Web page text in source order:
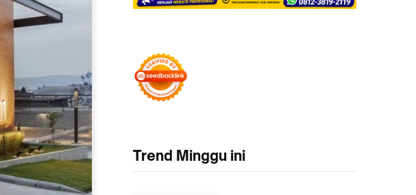
Trend Minggu ini